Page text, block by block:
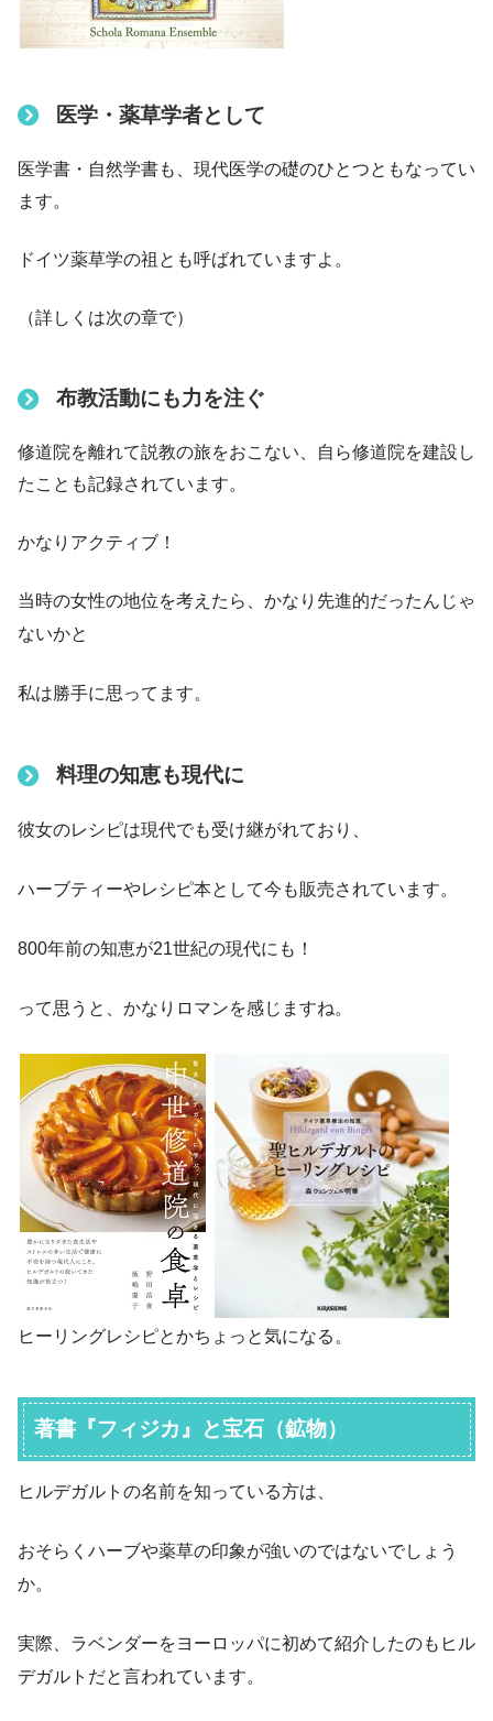
医学・薬草学者として
医学書・自然学書も、現代医学の礎のひとつともなってい
ます。
ドイツ薬草学の祖とも呼ばれていますよ。
（詳しくは次の章で）
布教活動にも力を注ぐ
修道院を離れて説教の旅をおこない、自ら修道院を建設し
たことも記録されています。
かなりアクティブ！
当時の女性の地位を考えたら、かなり先進的だったんじゃ
ないかと
私は勝手に思ってます。
料理の知恵も現代に
彼女のレシピは現代でも受け継がれており、
ハーブティーやレシピ本として今も販売されています。
800年前の知恵が21世紀の現代にも！
って思うと、かなりロマンを感じますね。
ヒーリングレシピとかちょっと気になる。
著書『フィジカ』と宝石（鉱物）
ヒルデガルトの名前を知っている方は、
おそらくハーブや薬草の印象が強いのではないでしょう
か。
実際、ラベンダーをヨーロッパに初めて紹介したのもヒル
デガルトだと言われています。